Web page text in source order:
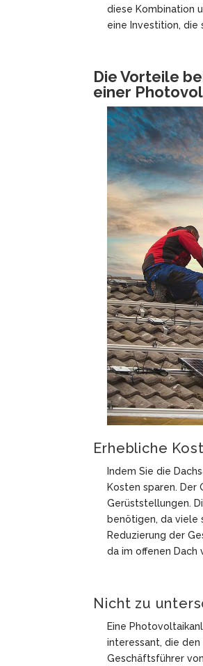
diese Kombination
eine Investition, die
Die Vorteile
einer
Erhebliche
Indem Sie die
Kosten sparen. Der
Gerüststellungen.
benötigen, da viele
Reduzierung der
da im offenen
Nicht zu
Eine
interessant, die
Geschäftsführer